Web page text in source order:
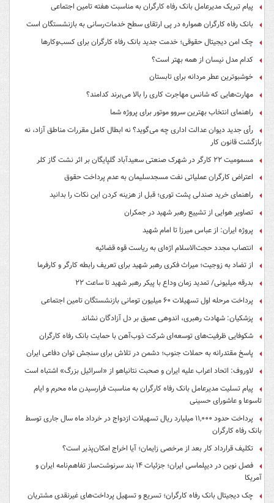
پیام تبریک مدیرعامل بانک رفاه کارگران به مناسبت هفته تامین اجتماعی
بانک رفاه کارگران همواره در پی ارتقای سطح خدمات‌رسانی به بازنشستگان است
چک امن دیجیتال حقوقی؛ خدمت جدید بانک رفاه کارگران برای کسب‌وکارها
کدام مدل نیسان از همه بهتر است؟
خوشبوترین عطر مردانه برای تابستان
مهارت‌هایی که شانس مهاجرت کاری را بالا می‌برند کدامند؟
راهنمای انتخاب بهترین سروو موتور برای پروژه شما
رأی جدید دیوان عدالت اداری چه می‌گوید؟ نه ابطال کامل مقررات مناطق آزاد، نه
بازگشت قانون کار
مسمومیت ۲۲ کارگر در شهرک صنعتی سعیدآباد گلپایگان بر اثر نشت گاز کلر
اعتراض کارگران عملیاتی نفت مسجدسلیمان به عدم پرداخت حقوق
راهنمای خرید صندلی پشت توری؛ قبل از هزینه کردن این نکات را بدانید
تصاویر هوایی از تشییع رهبر شهید در جمکران
پروژه ایران: از عباس میرزا تا امام شهید
انتصاب مجدد حجت‌الاسلام اژه‌ای به ریاست قوه‌ قضائیه
از تضاد به زوجیت؛ میراث فکری رهبر شهید برای تعریف رابطه کارگر و کارفرما
بدرقه میلیونی/ تمدید زمان وداع با پیکر رهبر شهید تا ساعت ۲۲
پرداخت مرحله اول تسهیلات ۶۰ میلیون تومانی بازنشستگان تامین اجتماعی
پزشکیان: شهادت رهبری، اندوهی عمیق بر دل آزادگان نشاند
شکوفایی ظرفیت‌های توسعه‌ای شرکت ذوب‌آهن با حمایت‌ بانک رفاه کارگران
پاسخ مقتدرانه به حملات جنوب؛ دشمن در تلاش برای سنجش توان دفاعی ایران
لاوروف: اتحاد اعراب علیه ایران و صحبت نتانیاهو از «اسرائیل بزرگ» اشتباه است
پیام تسلیت مدیرعامل بانک رفاه کارگران به مناسبت فرارسیدن ماه محرم و ایام
تاسوعا و عاشورای حسینی
پرداخت حدود ۱۱,۰۰۰ میلیارد ریال تسهیلات ازدواج در خرداد ماه سال جاری توسط
بانک رفاه کارگران
تکلیف قرارداد کار بعد از مرخصی زایمان؛ آیا اخراج امکان‌پذیر است؟
فصل نوین در دیپلماسی ایران؛ جزئیات ۱۴ بند سرنوشت‌ساز تفاهم‌نامه ایران و
آمریکا
چک دیجیتال بانک رفاه کارگران؛ تسریع و تسهیل پرداخت‌های غیرنقدی مشتریان